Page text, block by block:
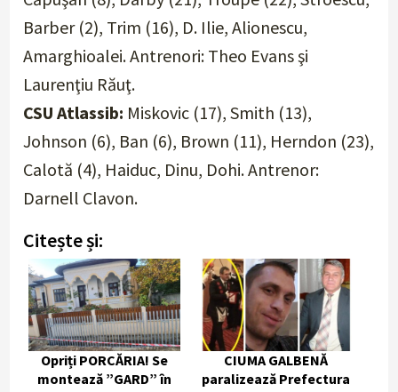
Barber (2), Trim (16), D. Ilie, Alionescu,
Amarghioalei. Antrenori: Theo Evans şi
Laurenţiu Răuţ.
CSU Atlassib: Miskovic (17), Smith (13),
Johnson (6), Ban (6), Brown (11), Herndon (23),
Calotă (4), Haiduc, Dinu, Dohi. Antrenor:
Darnell Clavon.
Citește și:
Opriți PORCĂRIA! Se
montează ”GARD” în
CIUMA GALBENĂ
paralizează Prefectura